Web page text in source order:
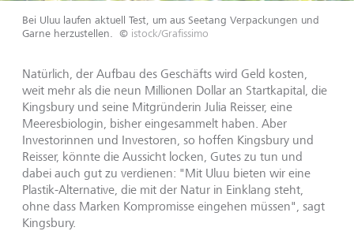
Bei Uluu laufen aktuell Test, um aus Seetang Verpackungen und
Garne herzustellen.
© istock/Grafissimo
Natürlich, der Aufbau des Geschäfts wird Geld kosten,
weit mehr als die neun Millionen Dollar an Startkapital, die
Kingsbury und seine Mitgründerin Julia Reisser, eine
Meeresbiologin, bisher eingesammelt haben. Aber
Investorinnen und Investoren, so hoffen Kingsbury und
Reisser, könnte die Aussicht locken, Gutes zu tun und
dabei auch gut zu verdienen: "Mit Uluu bieten wir eine
Plastik-Alternative, die mit der Natur in Einklang steht,
ohne dass Marken Kompromisse eingehen müssen", sagt
Kingsbury.